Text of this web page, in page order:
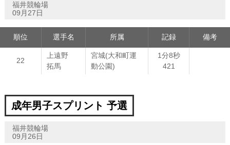
福井競輪場
09月27日
順位 選手名 所属 記録 備考
22
上遠野
拓馬
宮城(大和町運
動公園)
1分8秒
421
成年男子スプリント 予選
福井競輪場
09月26日